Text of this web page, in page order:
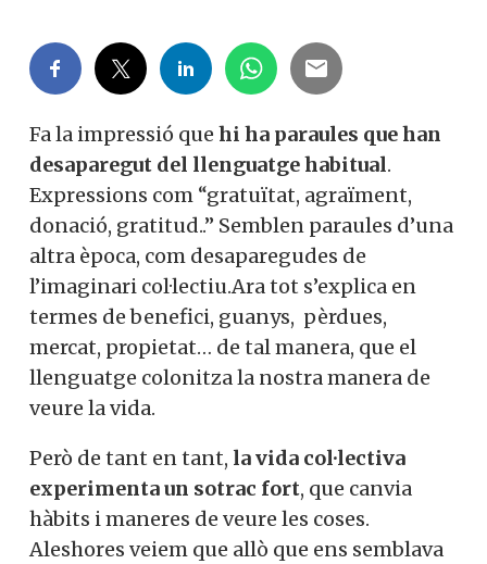
Fa la impressió que hi ha paraules que han
desaparegut del llenguatge habitual.
Expressions com “gratuïtat, agraïment,
donació, gratitud..” Semblen paraules d’una
altra època, com desaparegudes de
l’imaginari col·lectiu.Ara tot s’explica en
termes de benefici, guanys, pèrdues,
mercat, propietat… de tal manera, que el
llenguatge colonitza la nostra manera de
veure la vida.
Però de tant en tant, la vida col·lectiva
experimenta un sotrac fort, que canvia
hàbits i maneres de veure les coses.
Aleshores veiem que allò que ens semblava